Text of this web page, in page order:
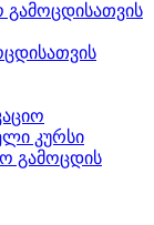
გამოცდისათვის
კურსი
გამოცდის